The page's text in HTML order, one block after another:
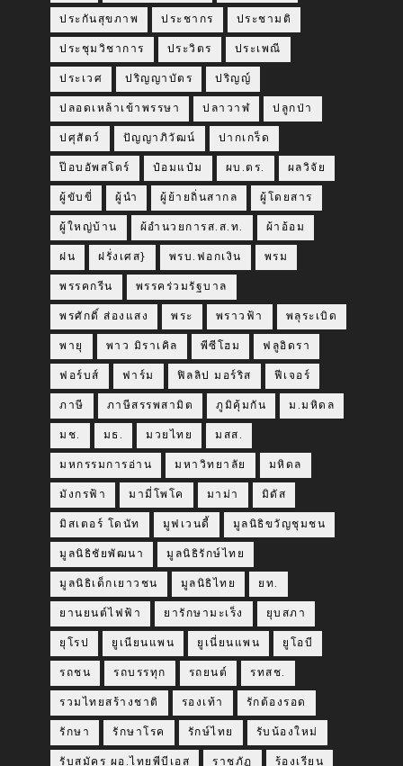
ประกันสุขภาพ ประชากร ประชามติ
ประชุมวิชาการ ประวิตร ประเพณี
ประเวศ ปริญญาบัตร ปริญญ์
ปลอดเหล้าเข้าพรรษา ปลาวาฬ ปลูกป่า
ปศุสัตว์ ปัญญาภิวัฒน์ ปากเกร็ด
ป๊อบอัพสโตร์ ป๋อมแป๋ม ผบ.ตร. ผลวิจัย
ผู้ขับขี่ ผู้นำ ผู้ย้ายถิ่นสากล ผู้โดยสาร
ผู้ใหญ่บ้าน ผ้อำนวยการส.ส.ท. ผ้าอ้อม
ฝน ฝรั่งเศส} พรบ.ฟอกเงิน พรม
พรรคกรีน พรรคร่วมรัฐบาล
พรศักดิ์ ส่องแสง พระ พราวฟ้า พลุระเบิด
พายุ พาว มิราเคิล พีซีโฮม ฟลูอิดรา
ฟอร์บส์ ฟาร์ม ฟิลลิป มอร์ริส ฟีเจอร์
ภาษี ภาษีสรรพสามิต ภูมิคุ้มกัน ม.มหิดล
มช. มธ. มวยไทย มสส.
มหกรรมการอ่าน มหาวิทยาลัย มหิดล
มังกรฟ้า มามี่โพโค มาม่า มิดัส
มิสเตอร์ โดนัท มูฟเวนดี้ มูลนิธิขวัญชุมชน
มูลนิธิชัยพัฒนา มูลนิธิรักษ์ไทย
มูลนิธิเด็กเยาวชน มูลนิธิไทย ยท.
ยานยนต์ไฟฟ้า ยารักษามะเร็ง ยุบสภา
ยุโรป ยูเนียนแพน ยูเนี่ยนแพน ยูโอบี
รถชน รถบรรทุก รถยนต์ รทสช.
รวมไทยสร้างชาติ รองเท้า รักต้องรอด
รักษา รักษาโรค รักษ์ไทย รับน้องใหม่
รับสมัคร ผอ.ไทยพีบีเอส ราชภัฏ ร้องเรียน